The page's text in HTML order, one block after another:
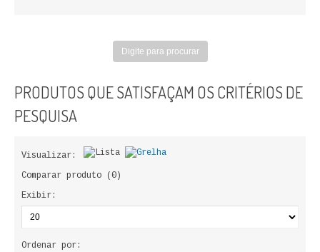
DIREITO
COSMOS DIREITO
ECONOMIA, GESTÃO, CONTABILIDADE
PRODUTOS QUE SATISFAÇAM OS CRITÉRIOS DE
PESQUISA
Visualizar:
Comparar produto (0)
Exibir:
Ordenar por: